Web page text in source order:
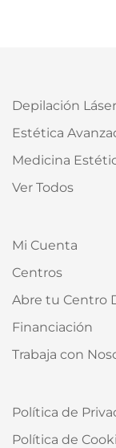
Depilación Láser
Estética
Medicina
Ver Todos
Mi Cuenta
Centros
Abre tu Centro
Financiación
Trabaja con
Política de
Política de